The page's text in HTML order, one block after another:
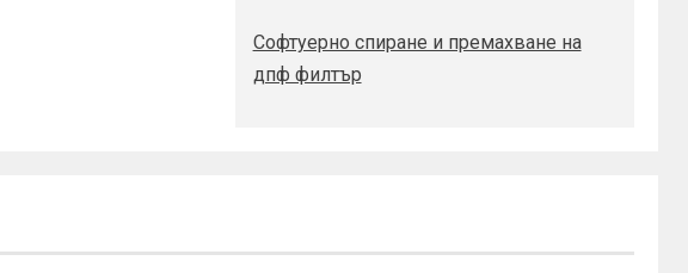
Софтуерно спиране и премахване на
дпф филтър